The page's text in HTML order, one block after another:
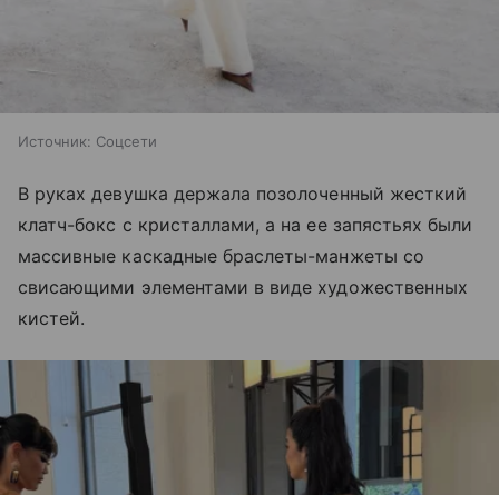
Источник: Соцсети
В руках девушка держала позолоченный жесткий
клатч-бокс с кристаллами, а на ее запястьях были
массивные каскадные браслеты-манжеты со
свисающими элементами в виде художественных
кистей.